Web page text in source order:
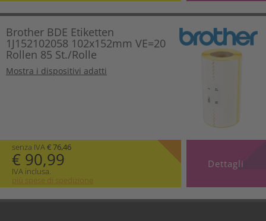
Brother BDE Etiketten
1J152102058 102x152mm VE=20
Rollen 85 St./Rolle
Mostra i dispositivi adatti
senza IVA€ 76,46
€ 90,99
IVA inclusa.
più spese di spedizione
Dettagli